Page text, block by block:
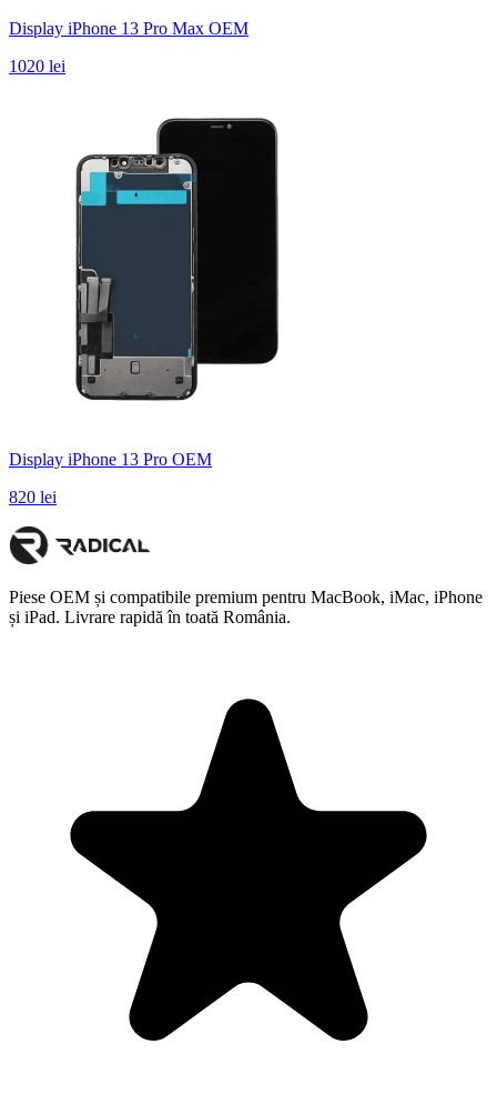
Display iPhone 13 Pro Max OEM
1020 lei
Display iPhone 13 Pro OEM
820 lei
Piese OEM și compatibile premium pentru MacBook, iMac, iPhone
și iPad. Livrare rapidă în toată România.